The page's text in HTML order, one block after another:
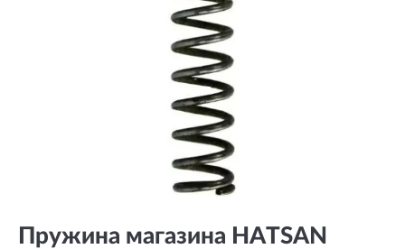
Пружина магазина HATSAN